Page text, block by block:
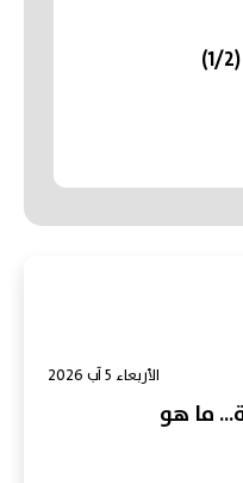
الأربعاء 5 آب 2026
ما هو